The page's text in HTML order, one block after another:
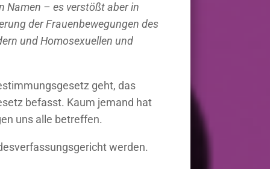
Namen – es verstößt aber in
der Frauenbewegungen des
und Homosexuellen und
geht, das
befasst. Kaum jemand hat
uns alle betreffen.
werden.